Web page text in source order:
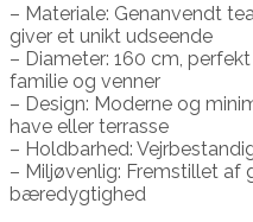
– Materiale: Genanvendt
giver et unikt udseende
– Diameter: 160 cm,
familie og venner
– Design: Moderne og
have eller terrasse
– Holdbarhed:
– Miljøvenlig: Fremstillet af
bæredygtighed